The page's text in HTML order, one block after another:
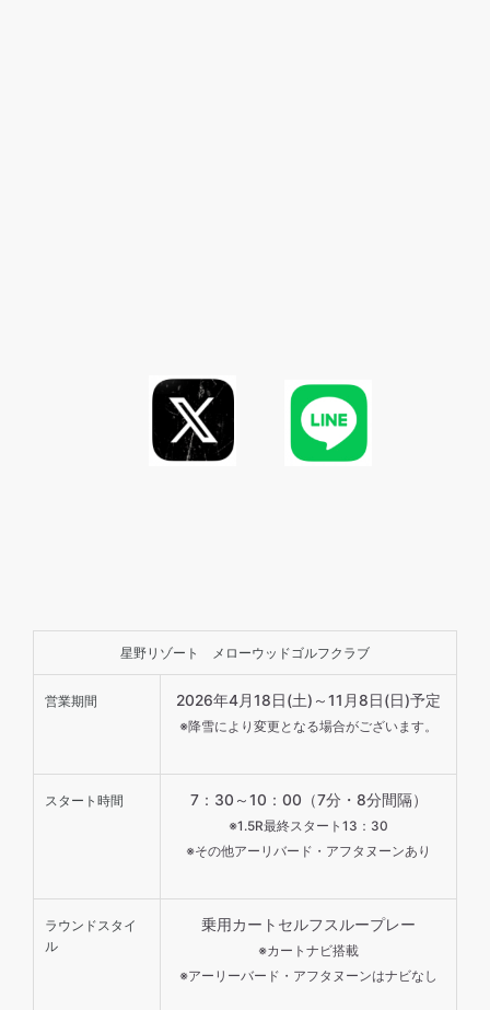
星野リゾート メローウッドゴルフクラブ
営業期間 2026年4月18日(土)～11月8日(日)予定
※降雪により変更となる場合がございます。
スタート時間 7：30～10：00（7分・8分間隔）
※1.5R最終スタート13：30
※その他アーリバード・アフタヌーンあり
ラウンドスタイ
ル
乗用カートセルフスループレー
※カートナビ搭載
※アーリーバード・アフタヌーンはナビなし